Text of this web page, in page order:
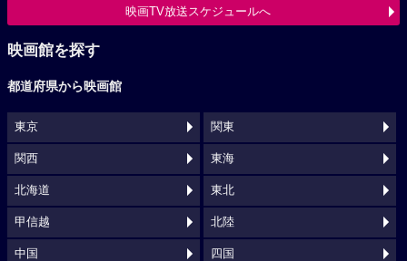
映画TV放送スケジュールへ
映画館を探す
都道府県から映画館
東京 関東
関西 東海
北海道 東北
甲信越 北陸
中国 四国